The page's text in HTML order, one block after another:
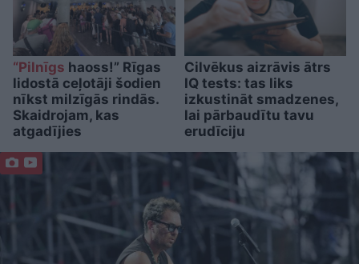
“Pilnīgs haoss!” Rīgas
lidostā ceļotāji šodien
nīkst milzīgās rindās.
Skaidrojam, kas
atgadījies
Cilvēkus aizrāvis ātrs
IQ tests: tas liks
izkustināt smadzenes,
lai pārbaudītu tavu
erudīciju